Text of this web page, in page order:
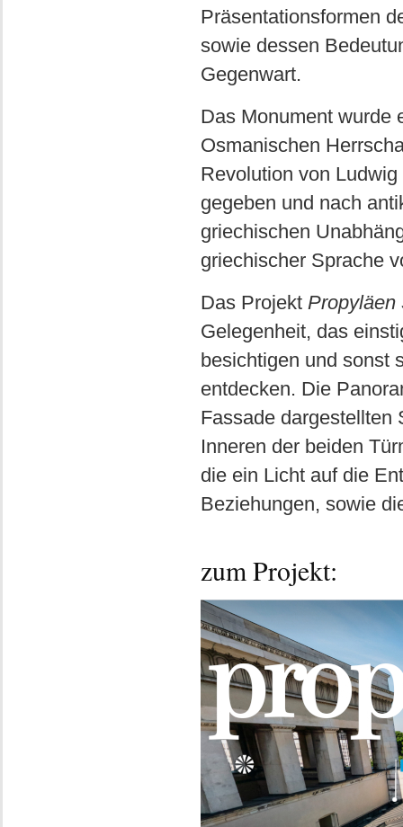
Präsentationsformen
sowie dessen
Gegenwart.
Das Monument wurde
Osmanischen
Revolution von
gegeben und nach
griechischen
griechischer Sprache
Das Projekt Propyläen
Gelegenheit, das
besichtigen und sonst
entdecken. Die
Fassade dargestellten
Inneren der beiden
die ein Licht auf die
Beziehungen, sowie
zum Projekt: